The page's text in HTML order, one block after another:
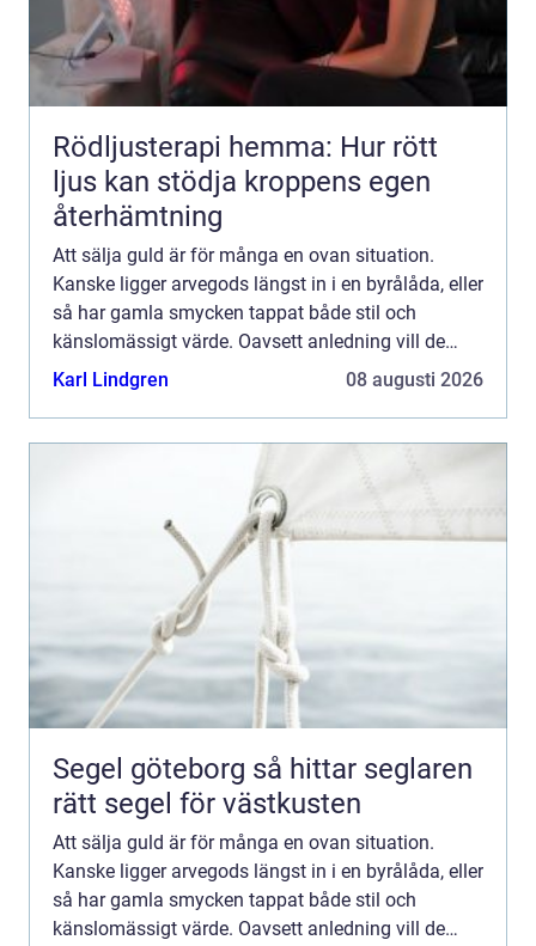
Rödljusterapi hemma: Hur rött
ljus kan stödja kroppens egen
återhämtning
Att sälja guld är för många en ovan situation.
Kanske ligger arvegods längst in i en byrålåda, eller
så har gamla smycken tappat både stil och
känslomässigt värde. Oavsett anledning vill de
flesta ha samma sak: en trygg process, tydlig
Karl Lindgren 08 augusti 2026
Segel göteborg så hittar seglaren
rätt segel för västkusten
Att sälja guld är för många en ovan situation.
Kanske ligger arvegods längst in i en byrålåda, eller
så har gamla smycken tappat både stil och
känslomässigt värde. Oavsett anledning vill de